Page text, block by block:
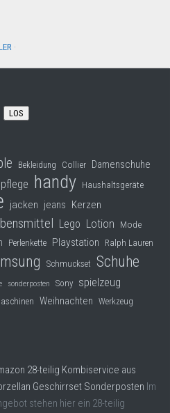
·
LOS
Bekleidung Collier Damenschuhe
handy Haushaltsgeräte
jacken jeans Kerzen
Lego Lotion Mode
Perlenkette Playstation Ralph Lauren
Schmuckset Schuhe
sonderposten Sony spielzeug
Weihnachten Werkzeug
28-teilig Kombiservice aus
Geschirrset Sonderposten Im
stehen hier ein 28-teilig